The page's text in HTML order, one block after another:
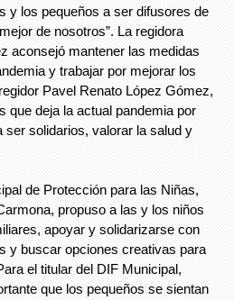
y los pequeños a ser difusores de
de nosotros”. La regidora
aconsejó mantener las medidas
y trabajar por mejorar los
Pavel Renato López Gómez,
que deja la actual pandemia por
solidarios, valorar la salud y
de Protección para las Niñas,
propuso a las y los niños
apoyar y solidarizarse con
y buscar opciones creativas para
el titular del DIF Municipal,
que los pequeños se sientan